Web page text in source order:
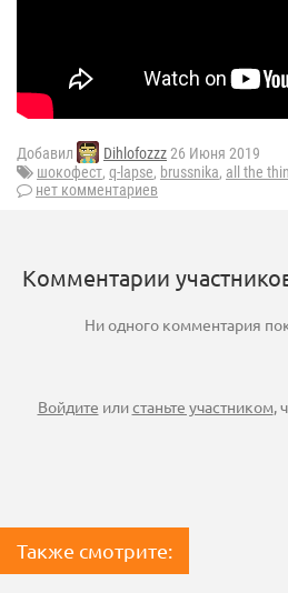
Добавил Dihlofozzz26 Июня 2019
шокофест, q-lapse, brussnika, all the
нет комментариев
Комментарии
Ни одного комментария
Войдите илистаньте участником,
Также смотрите: